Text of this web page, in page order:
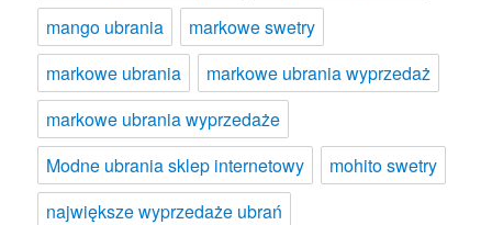
mango ubrania
markowe swetry
markowe ubrania
markowe ubrania wyprzedaż
markowe ubrania wyprzedaże
Modne ubrania sklep internetowy
mohito swetry
największe wyprzedaże ubrań